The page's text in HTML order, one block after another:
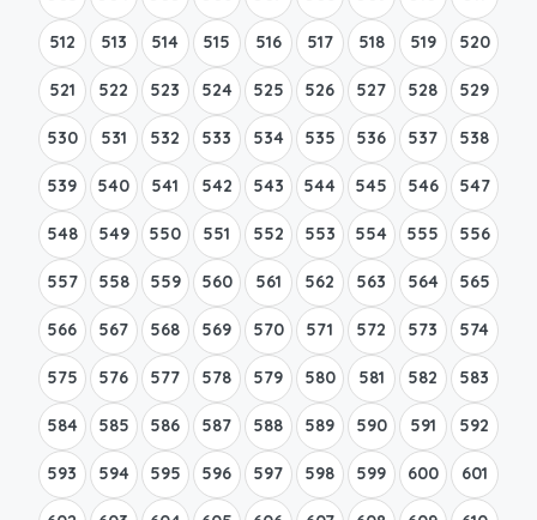
512 513 514 515 516 517 518 519 520
521 522 523 524 525 526 527 528 529
530 531 532 533 534 535 536 537 538
539 540 541 542 543 544 545 546 547
548 549 550 551 552 553 554 555 556
557 558 559 560 561 562 563 564 565
566 567 568 569 570 571 572 573 574
575 576 577 578 579 580 581 582 583
584 585 586 587 588 589 590 591 592
593 594 595 596 597 598 599 600 601